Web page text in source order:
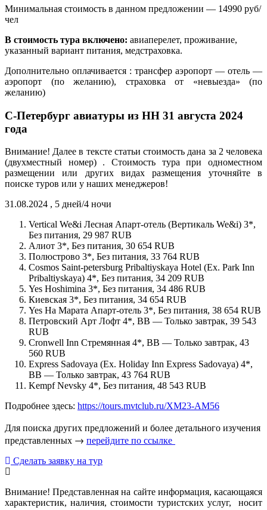
Минимальная стоимость в данном предложении — 14990 руб/
чел
В стоимость тура включено: авиаперелет, проживание,
указанный вариант питания, медстраховка.
Дополнительно оплачивается : трансфер аэропорт — отель —
аэропорт (по желанию), страховка от «невыезда» (по
желанию)
С-Петербург авиатуры из НН 31 августа 2024
года
Внимание! Далее в тексте статьи стоимость дана за 2 человека
(двухместный номер) . Стоимость тура при одноместном
размещении или других видах размещения уточняйте в
поиске туров или у наших менеджеров!
31.08.2024 , 5 дней/4 ночи
Vertical We&i Лесная Апарт-отель (Вертикаль We&i) 3*,
Без питания, 29 987 RUB
Алиот 3*, Без питания, 30 654 RUB
Полюстрово 3*, Без питания, 33 764 RUB
Cosmos Saint-petersburg Pribaltiyskaya Hotel (Ex. Park Inn
Pribaltiyskaya) 4*, Без питания, 34 209 RUB
Yes Hoshimina 3*, Без питания, 34 486 RUB
Киевская 3*, Без питания, 34 654 RUB
Yes На Марата Апарт-отель 3*, Без питания, 38 654 RUB
Петровский Арт Лофт 4*, BB — Только завтрак, 39 543
RUB
Cronwell Inn Стремянная 4*, BB — Только завтрак, 43
560 RUB
Express Sadovaya (Ex. Holiday Inn Express Sadovaya) 4*,
BB — Только завтрак, 43 764 RUB
Kempf Nevsky 4*, Без питания, 48 543 RUB
Подробнее здесь: https://tours.mvtclub.ru/XM23-AM56
Для поиска других предложений и более детального изучения
представленных → перейдите по ссылке
Сделать заявку на тур
Внимание! Представленная на сайте информация, касающаяся
характеристик, наличия, стоимости туристских услуг, носит